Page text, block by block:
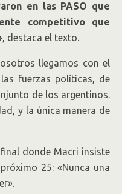
en las PASO que
competitivo que
, destaca el texto.
llegamos con el
fuerzas políticas, de
de los argentinos.
y la única manera de
donde Macri insiste
25: «Nunca una